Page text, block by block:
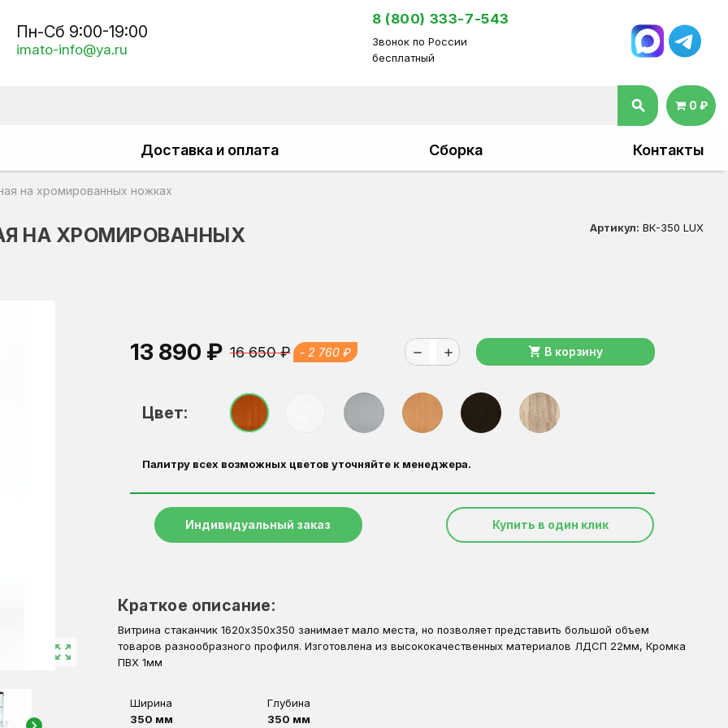
Пн-Сб 9:00-19:00
imato-info@ya.ru
8 (800) 333-7-543
Звонок по России
бесплатный
search 0 ₽
Доставка и оплата Сборка Контакты
на хромированных ножках
НА ХРОМИРОВАННЫХ
Артикул: ВК-350 LUX
zoom_out_map
13 890 ₽ 16 650 ₽ - 2 760 ₽ remove add shopping_cart В корзину
Цвет:
Палитру всех возможных цветов уточняйте к менеджера.
Индивидуальный заказ Купить в один клик
Краткое описание:
Витрина стаканчик 1620х350х350 занимает мало места, но позволяет представить большой объем
товаров разнообразного профиля. Изготовлена из высококачественных материалов ЛДСП 22мм, Кромка
ПВХ 1мм
Ширина
350 мм
Глубина
350 мм